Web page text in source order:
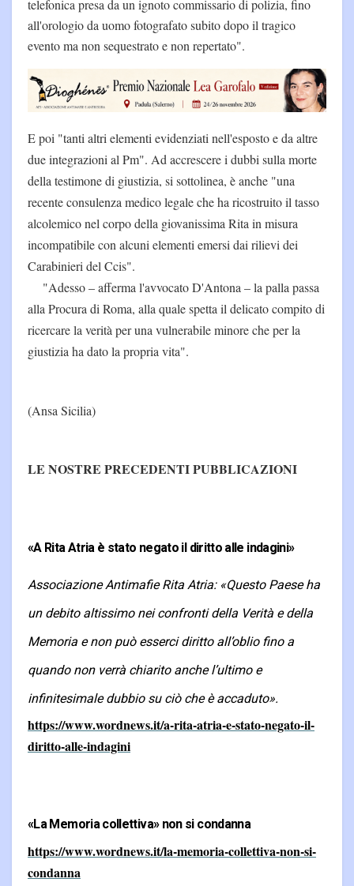
telefonica presa da un ignoto commissario di polizia, fino
all'orologio da uomo fotografato subito dopo il tragico
evento ma non sequestrato e non repertato".
E poi "tanti altri elementi evidenziati nell'esposto e da altre
due integrazioni al Pm". Ad accrescere i dubbi sulla morte
della testimone di giustizia, si sottolinea, è anche "una
recente consulenza medico legale che ha ricostruito il tasso
alcolemico nel corpo della giovanissima Rita in misura
incompatibile con alcuni elementi emersi dai rilievi dei
Carabinieri del Ccis".
"Adesso – afferma l'avvocato D'Antona – la palla passa
alla Procura di Roma, alla quale spetta il delicato compito di
ricercare la verità per una vulnerabile minore che per la
giustizia ha dato la propria vita".
(Ansa Sicilia)
LE NOSTRE PRECEDENTI PUBBLICAZIONI
«A Rita Atria è stato negato il diritto alle indagini»
Associazione Antimafie Rita Atria: «Questo Paese ha
un debito altissimo nei confronti della Verità e della
Memoria e non può esserci diritto all’oblio fino a
quando non verrà chiarito anche l’ultimo e
infinitesimale dubbio su ciò che è accaduto».
https://www.wordnews.it/a-rita-atria-e-stato-negato-il-
diritto-alle-indagini
«La Memoria collettiva» non si condanna
https://www.wordnews.it/la-memoria-collettiva-non-si-
condanna